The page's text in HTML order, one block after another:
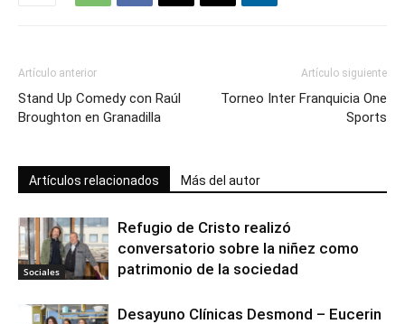
Artículo anterior
Stand Up Comedy con Raúl
Broughton en Granadilla
Artículo siguiente
Torneo Inter Franquicia One
Sports
Artículos relacionados Más del autor
Sociales
Refugio de Cristo realizó
conversatorio sobre la niñez como
patrimonio de la sociedad
Desayuno Clínicas Desmond – Eucerin